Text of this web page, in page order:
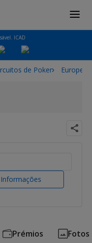
ICAD
de Poker
Informações
Prémios Fotos